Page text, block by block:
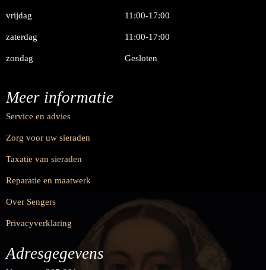
vrijdag 11:00-17:00
zaterdag 11:00-17:00
zondag Gesloten
Meer informatie
Service en advies
Zorg voor uw sieraden
Taxatie van sieraden
Reparatie en maatwerk
Over Sengers
Privacyverklaring
Adresgegevens